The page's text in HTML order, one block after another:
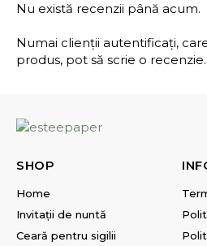
Nu există recenzii până acum.
Numai clienții autentificați,
produs, pot să scrie o recenzie.
SHOP
Home
Invitații de nuntă
Ceară pentru sigilii